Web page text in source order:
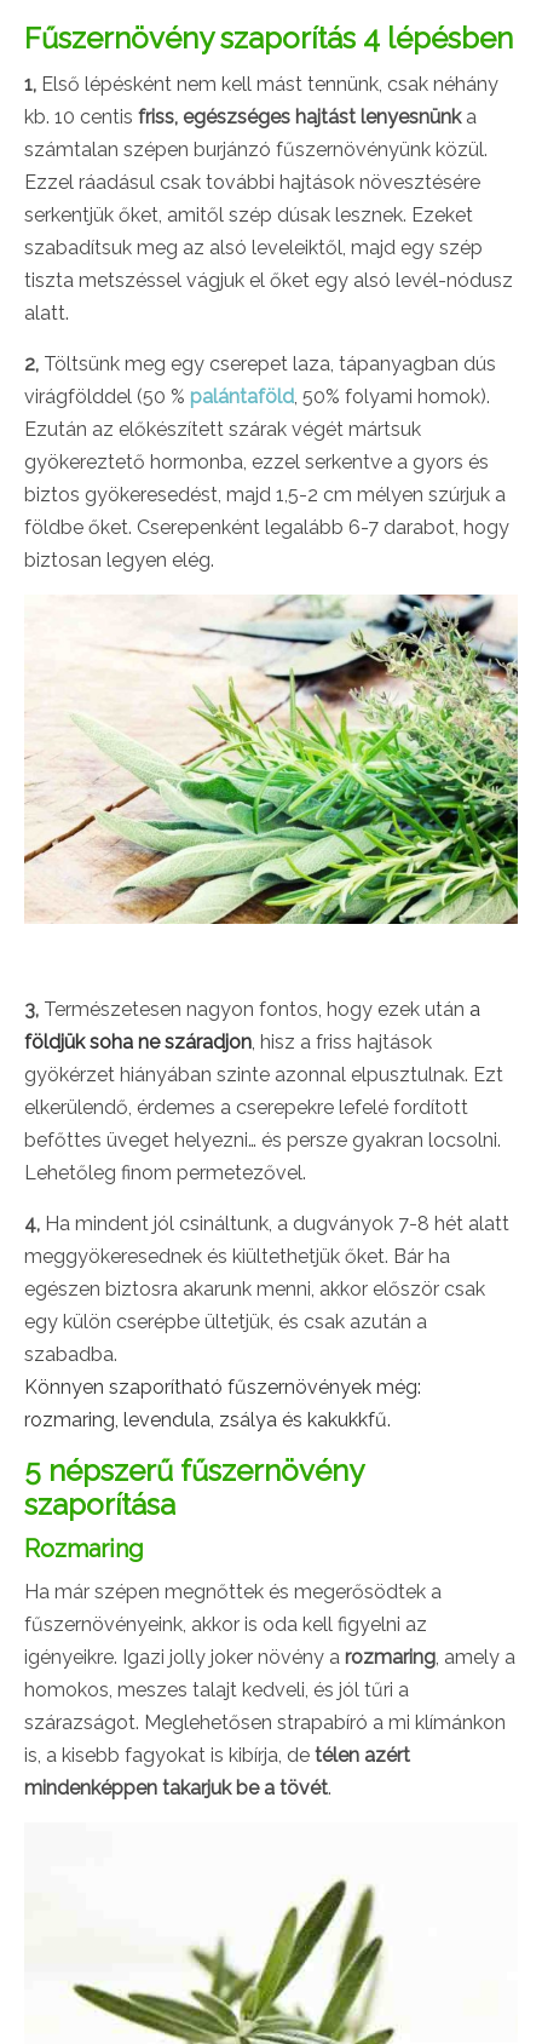
Fűszernövény szaporítás 4 lépésben
1, Első lépésként nem kell mást tennünk, csak néhány
kb. 10 centis friss, egészséges hajtást lenyesnünka
számtalan szépen burjánzó fűszernövényünk közül.
Ezzel ráadásul csak további hajtások növesztésére
serkentjük őket, amitől szép dúsak lesznek. Ezeket
szabadítsuk meg az alsó leveleiktől, majd egy szép
tiszta metszéssel vágjuk el őket egy alsó levél-nódusz
alatt.
2, Töltsünk meg egy cserepet laza, tápanyagban dús
virágfölddel (50 % palántaföld , 50% folyami homok).
Ezután az előkészített szárak végét mártsuk
gyökereztető hormonba, ezzel serkentve a gyors és
biztos gyökeresedést, majd 1,5-2 cm mélyen szúrjuk a
földbe őket. Cserepenként legalább 6-7 darabot, hogy
biztosan legyen elég.
3, Természetesen nagyon fontos, hogy ezek után a
földjük soha ne száradjon , hisz a friss hajtások
gyökérzet hiányában szinte azonnal elpusztulnak. Ezt
elkerülendő, érdemes a cserepekre lefelé fordított
befőttes üveget helyezni… és persze gyakran locsolni.
Lehetőleg finom permetezővel.
4, Ha mindent jól csináltunk, a dugványok 7-8 hét alatt
meggyökeresednek és kiültethetjük őket. Bár ha
egészen biztosra akarunk menni, akkor először csak
egy külön cserépbe ültetjük, és csak azután a
szabadba.
Könnyen szaporítható fűszernövények még:
rozmaring, levendula, zsálya és kakukkfű.
5 népszerű fűszernövény
szaporítása
Rozmaring
Ha már szépen megnőttek és megerősödtek a
fűszernövényeink, akkor is oda kell figyelni az
igényeikre. Igazi jolly joker növény a rozmaring , amely a
homokos, meszes talajt kedveli, és jól tűri a
szárazságot. Meglehetősen strapabíró a mi klímánkon
is, a kisebb fagyokat is kibírja, de télen azért
mindenképpen takarjuk be a tövét.